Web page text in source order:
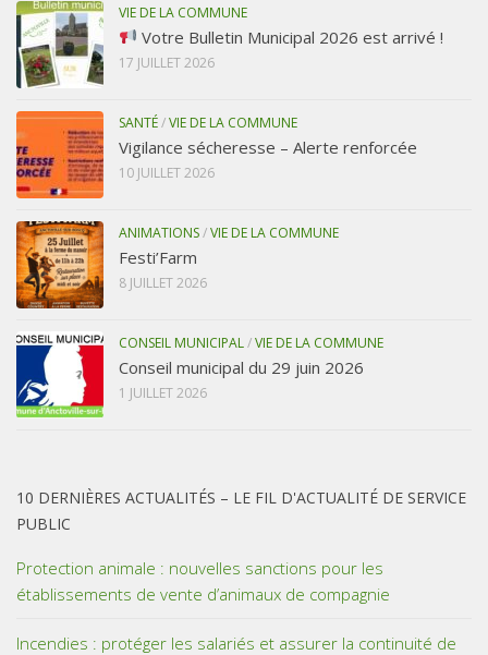
VIE DE LA COMMUNE
Votre Bulletin Municipal 2026 est arrivé !
17 JUILLET 2026
SANTÉ/VIE DE LA COMMUNE
Vigilance sécheresse – Alerte renforcée
10 JUILLET 2026
ANIMATIONS/VIE DE LA COMMUNE
Festi’Farm
8 JUILLET 2026
CONSEIL MUNICIPAL/VIE DE LA COMMUNE
Conseil municipal du 29 juin 2026
1 JUILLET 2026
10 DERNIÈRES ACTUALITÉS – LE FIL D'ACTUALITÉ DE SERVICE
PUBLIC
Protection animale : nouvelles sanctions pour les
établissements de vente d’animaux de compagnie
Incendies : protéger les salariés et assurer la continuité de